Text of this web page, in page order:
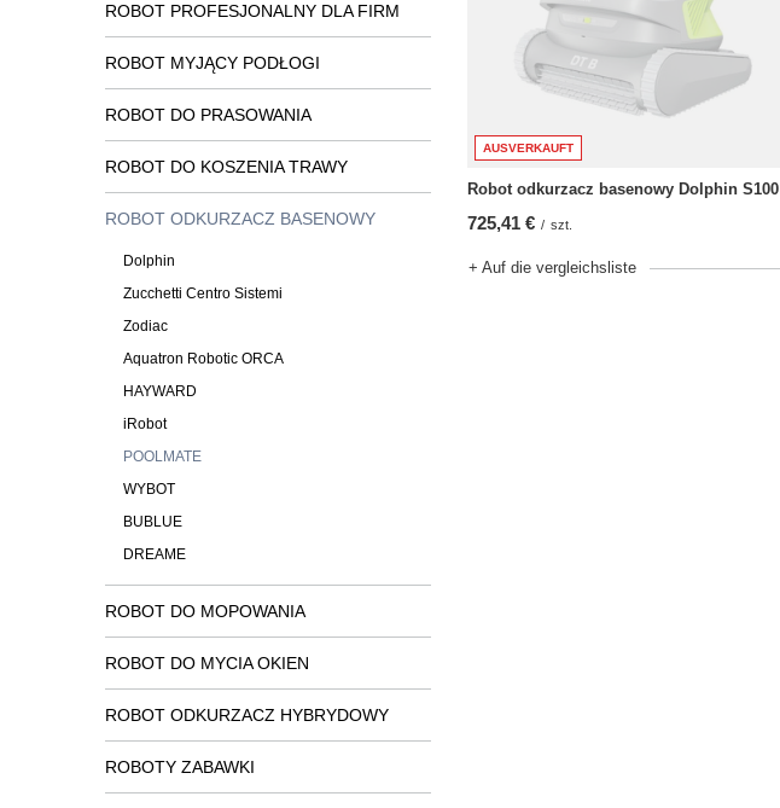
ROBOT PROFESJONALNY DLA FIRM
ROBOT MYJĄCY PODŁOGI
ROBOT DO PRASOWANIA
ROBOT DO KOSZENIA TRAWY
ROBOT ODKURZACZ BASENOWY
Dolphin
Zucchetti Centro Sistemi
Zodiac
Aquatron Robotic ORCA
HAYWARD
iRobot
POOLMATE
WYBOT
BUBLUE
DREAME
ROBOT DO MOPOWANIA
ROBOT DO MYCIA OKIEN
ROBOT ODKURZACZ HYBRYDOWY
ROBOTY ZABAWKI
AUSVERKAUFT
Robot odkurzacz basenowy Dolphin S100
725,41 € / szt.
+ Auf die vergleichsliste